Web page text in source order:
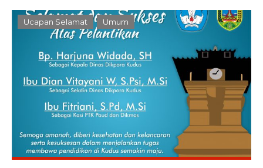
Ucapan Selamat Umum